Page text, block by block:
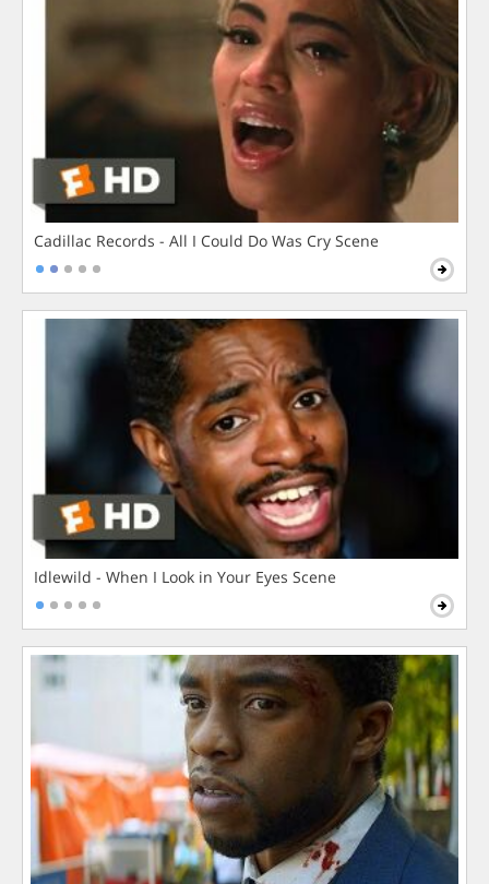
Cadillac Records - All I Could Do Was Cry Scene
Idlewild - When I Look in Your Eyes Scene